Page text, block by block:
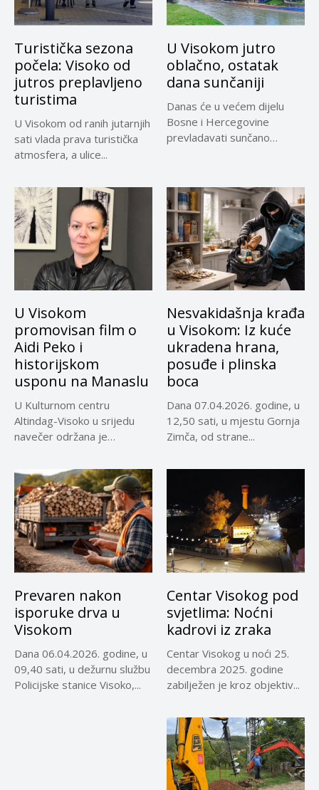
Turistička sezona
počela: Visoko od
jutros preplavljeno
turistima
U Visokom od ranih jutarnjih
sati vlada prava turistička
atmosfera, a ulice...
U Visokom jutro
oblačno, ostatak
dana sunčaniji
Danas će u većem dijelu
Bosne i Hercegovine
prevladavati sunčano
U Visokom
promovisan film o
Aidi Peko i
historijskom
usponu na Manaslu
U Kulturnom centru
Altindag-Visoko u srijedu
navečer održana je
Nesvakidašnja krađa
u Visokom: Iz kuće
ukradena hrana,
posuđe i plinska
boca
Dana 07.04.2026. godine, u
12,50 sati, u mjestu Gornja
Zimča, od strane...
Prevaren nakon
isporuke drva u
Visokom
Dana 06.04.2026. godine, u
09,40 sati, u dežurnu službu
Policijske stanice Visoko,...
Centar Visokog pod
svjetlima: Noćni
kadrovi iz zraka
Centar Visokog u noći 25.
decembra 2025. godine
zabilježen je kroz objektiv...